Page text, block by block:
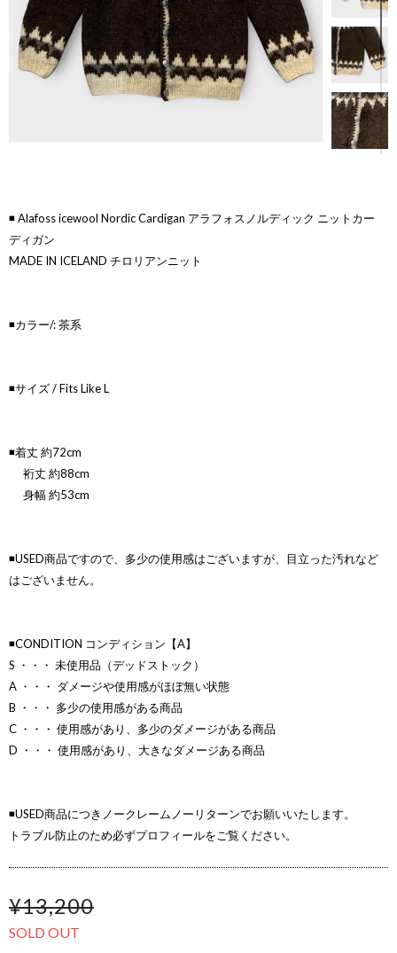
◾️ Alafoss icewool Nordic Cardigan アラフォスノルディック ニットカー
ディガン
MADE IN ICELAND チロリアンニット
◾️カラー/: 茶系
◾️サイズ / Fits Like L
◾️着丈 約72cm
裄丈 約88cm
身幅 約53cm
◾️USED商品ですので、多少の使用感はございますが、目立った汚れなど
はございません。
◾️CONDITION コンディション【A】
S ・・・ 未使用品（デッドストック）
A ・・・ ダメージや使用感がほぼ無い状態
B ・・・ 多少の使用感がある商品
C ・・・ 使用感があり、多少のダメージがある商品
D ・・・ 使用感があり、大きなダメージある商品
◾️USED商品につきノークレームノーリターンでお願いいたします。
トラブル防止のため必ずプロフィールをご覧ください。
¥13,200
SOLD OUT